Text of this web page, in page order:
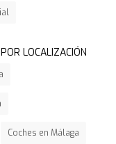
LOCALIZACIÓN
Coches en Málaga